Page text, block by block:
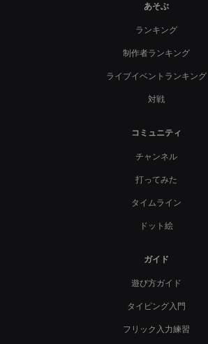
あそぶ
ランキング
制作者ランキング
ライブイベントランキング
対戦
コミュニティ
チャンネル
打ってみた
タイムライン
ドット絵
ガイド
遊び方ガイド
タイピング入門
フリック入力練習